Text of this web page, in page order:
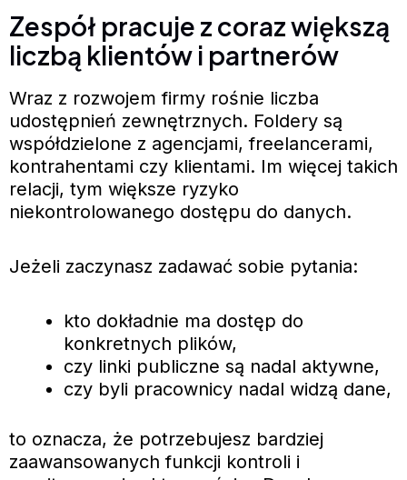
Zespół pracuje z coraz większą
liczbą klientów i partnerów
Wraz z rozwojem firmy rośnie liczba
udostępnień zewnętrznych. Foldery są
współdzielone z agencjami, freelancerami,
kontrahentami czy klientami. Im więcej takich
relacji, tym większe ryzyko
niekontrolowanego dostępu do danych.
Jeżeli zaczynasz zadawać sobie pytania:
kto dokładnie ma dostęp do
konkretnych plików,
czy linki publiczne są nadal aktywne,
czy byli pracownicy nadal widzą dane,
to oznacza, że potrzebujesz bardziej
zaawansowanych funkcji kontroli i